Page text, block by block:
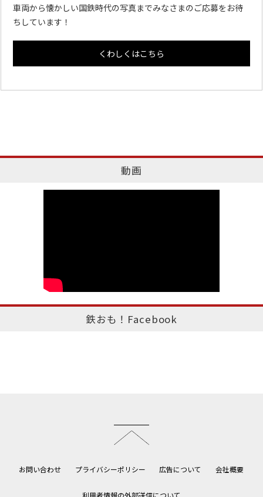
車両から懐かしい国鉄時代の写真までみなさまのご応募をお待
ちしています！
くわしくはこちら
動画
鉄おも！Facebook
お問い合わせ プライバシーポリシー 広告について 会社概要
利用者情報の外部送信について